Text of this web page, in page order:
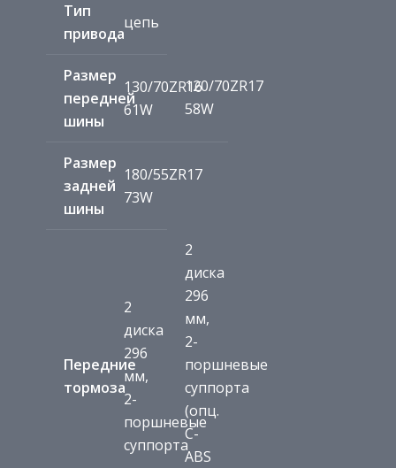
Тип
привода
цепь
Размер
передней
шины
130/70ZR16
61W
120/70ZR17
58W
Размер
задней
шины
180/55ZR17
73W
Передние
тормоза
2
диска
296
мм,
2-
поршневые
суппорта
2
диска
296
мм,
2-
поршневые
суппорта
(опц.
C-
ABS